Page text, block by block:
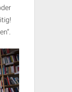
“.